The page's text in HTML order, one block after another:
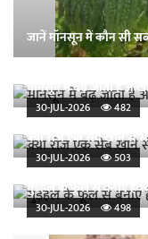
जानें मॉनसून में
30-JUL-2026 482
मानसून में बढ़ जाता है
30-JUL-2026 503
क्या रोज एक सेब खाने से
30-JUL-2026 498
गुड़हल के फूल से बनाएं